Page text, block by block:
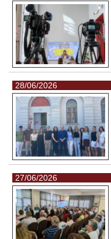
28/06/2026
27/06/2026